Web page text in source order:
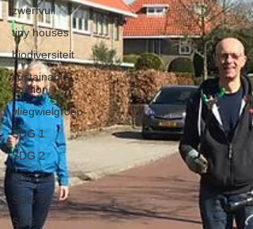
zwerfvuil
tiny houses
biodiversiteit
sustainable
fashion
vliegwielgroep
SDG 1
SDG 2
SDG 3
SDG 4
SDG 7